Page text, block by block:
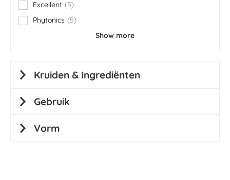
Excellent
5
items
Phytonics
5
items
Show more
Kruiden & Ingrediënten
Gebruik
Vorm